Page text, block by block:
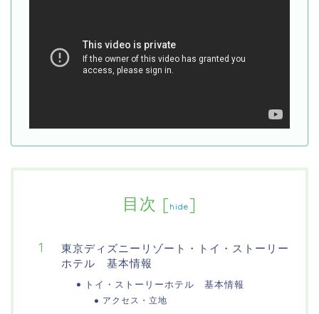
目次 [hide]
東京ディズニーリゾート・トイ・ストーリー
ホテル 基本情報
トイ・ストーリーホテル 基本情報
アクセス・立地